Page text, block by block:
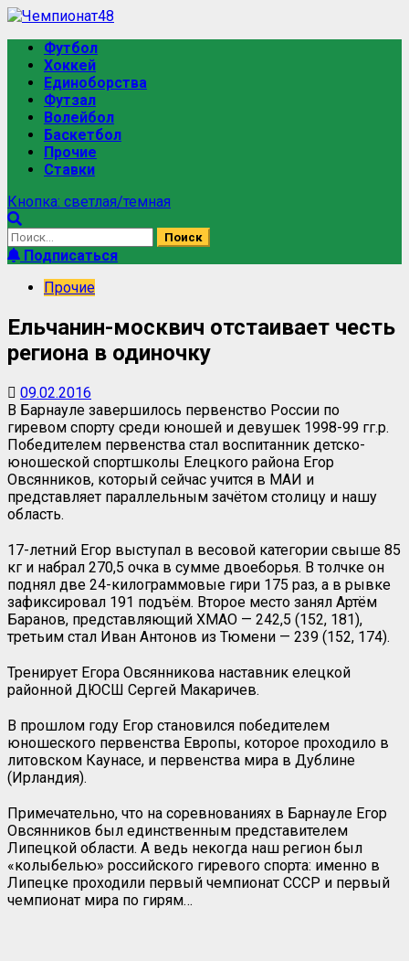
Футбол
Хоккей
Единоборства
Футзал
Волейбол
Баскетбол
Прочие
Ставки
Кнопка: светлая/темная
Подписаться
Прочие
Ельчанин-москвич отстаивает честь
региона в одиночку
09.02.2016
В Барнауле завершилось первенство России по
гиревом спорту среди юношей и девушек 1998-99 гг.р.
Победителем первенства стал воспитанник детско-
юношеской спортшколы Елецкого района Егор
Овсянников, который сейчас учится в МАИ и
представляет параллельным зачётом столицу и нашу
область.
17-летний Егор выступал в весовой категории свыше 85
кг и набрал 270,5 очка в сумме двоеборья. В толчке он
поднял две 24-килограммовые гири 175 раз, а в рывке
зафиксировал 191 подъём. Второе место занял Артём
Баранов, представляющий ХМАО — 242,5 (152, 181),
третьим стал Иван Антонов из Тюмени — 239 (152, 174).
Тренирует Егора Овсянникова наставник елецкой
районной ДЮСШ Сергей Макаричев.
В прошлом году Егор становился победителем
юношеского первенства Европы, которое проходило в
литовском Каунасе, и первенства мира в Дублине
(Ирландия).
Примечательно, что на соревнованиях в Барнауле Егор
Овсянников был единственным представителем
Липецкой области. А ведь некогда наш регион был
«колыбелью» российского гиревого спорта: именно в
Липецке проходили первый чемпионат СССР и первый
чемпионат мира по гирям…